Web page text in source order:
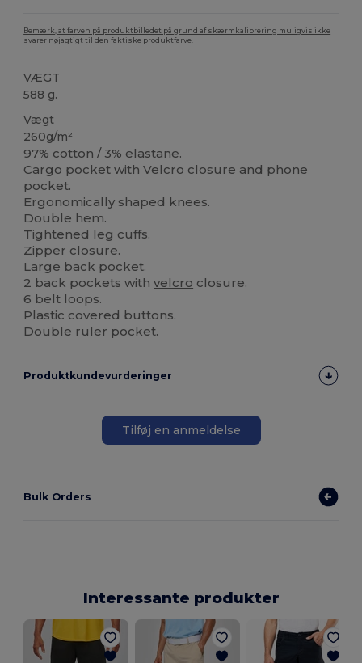
Bemærk, at farven på produktbilledet på grund af skærmkalibrering muligvis ikke
svarer nøjagtigt til den faktiske produktfarve.
VÆGT
588 g.
Vægt
260g/m²
97% cotton / 3% elastane.
Cargo pocket withVelcro closure and phone
pocket.
Ergonomically shaped knees.
Double hem.
Tightened leg cuffs.
Zipper closure.
Large back pocket.
2 back pockets withvelcro closure.
6 belt loops.
Plastic covered buttons.
Double ruler pocket.
Produktkundevurderinger
Tilføj en anmeldelse
Bulk Orders
Interessante produkter